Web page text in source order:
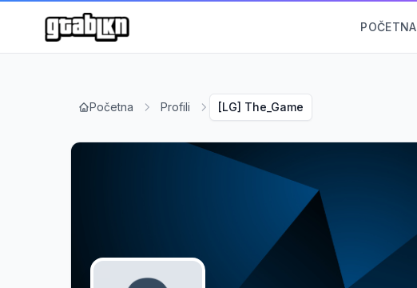
POČETNA
Početna Profili [LG] The_Game